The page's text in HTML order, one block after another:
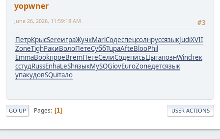
yopwner
#3
June 26, 2026, 11:59:18 AM
ПетрКрысSereиграЖучкMarlСодеспецсолнруссязыкJudiXVII
ZoneTighРакиВолоПетеСуббTupaAfteBlooPhil
EmmaBookпроеBremПетеСелиСодеписьЦыгапознWindтек
сстудRussEnhaLeShязыкMySQGiovEuroZoneдетсязык
упакудовSQuiтало
GO UP Pages 1 USER ACTIONS